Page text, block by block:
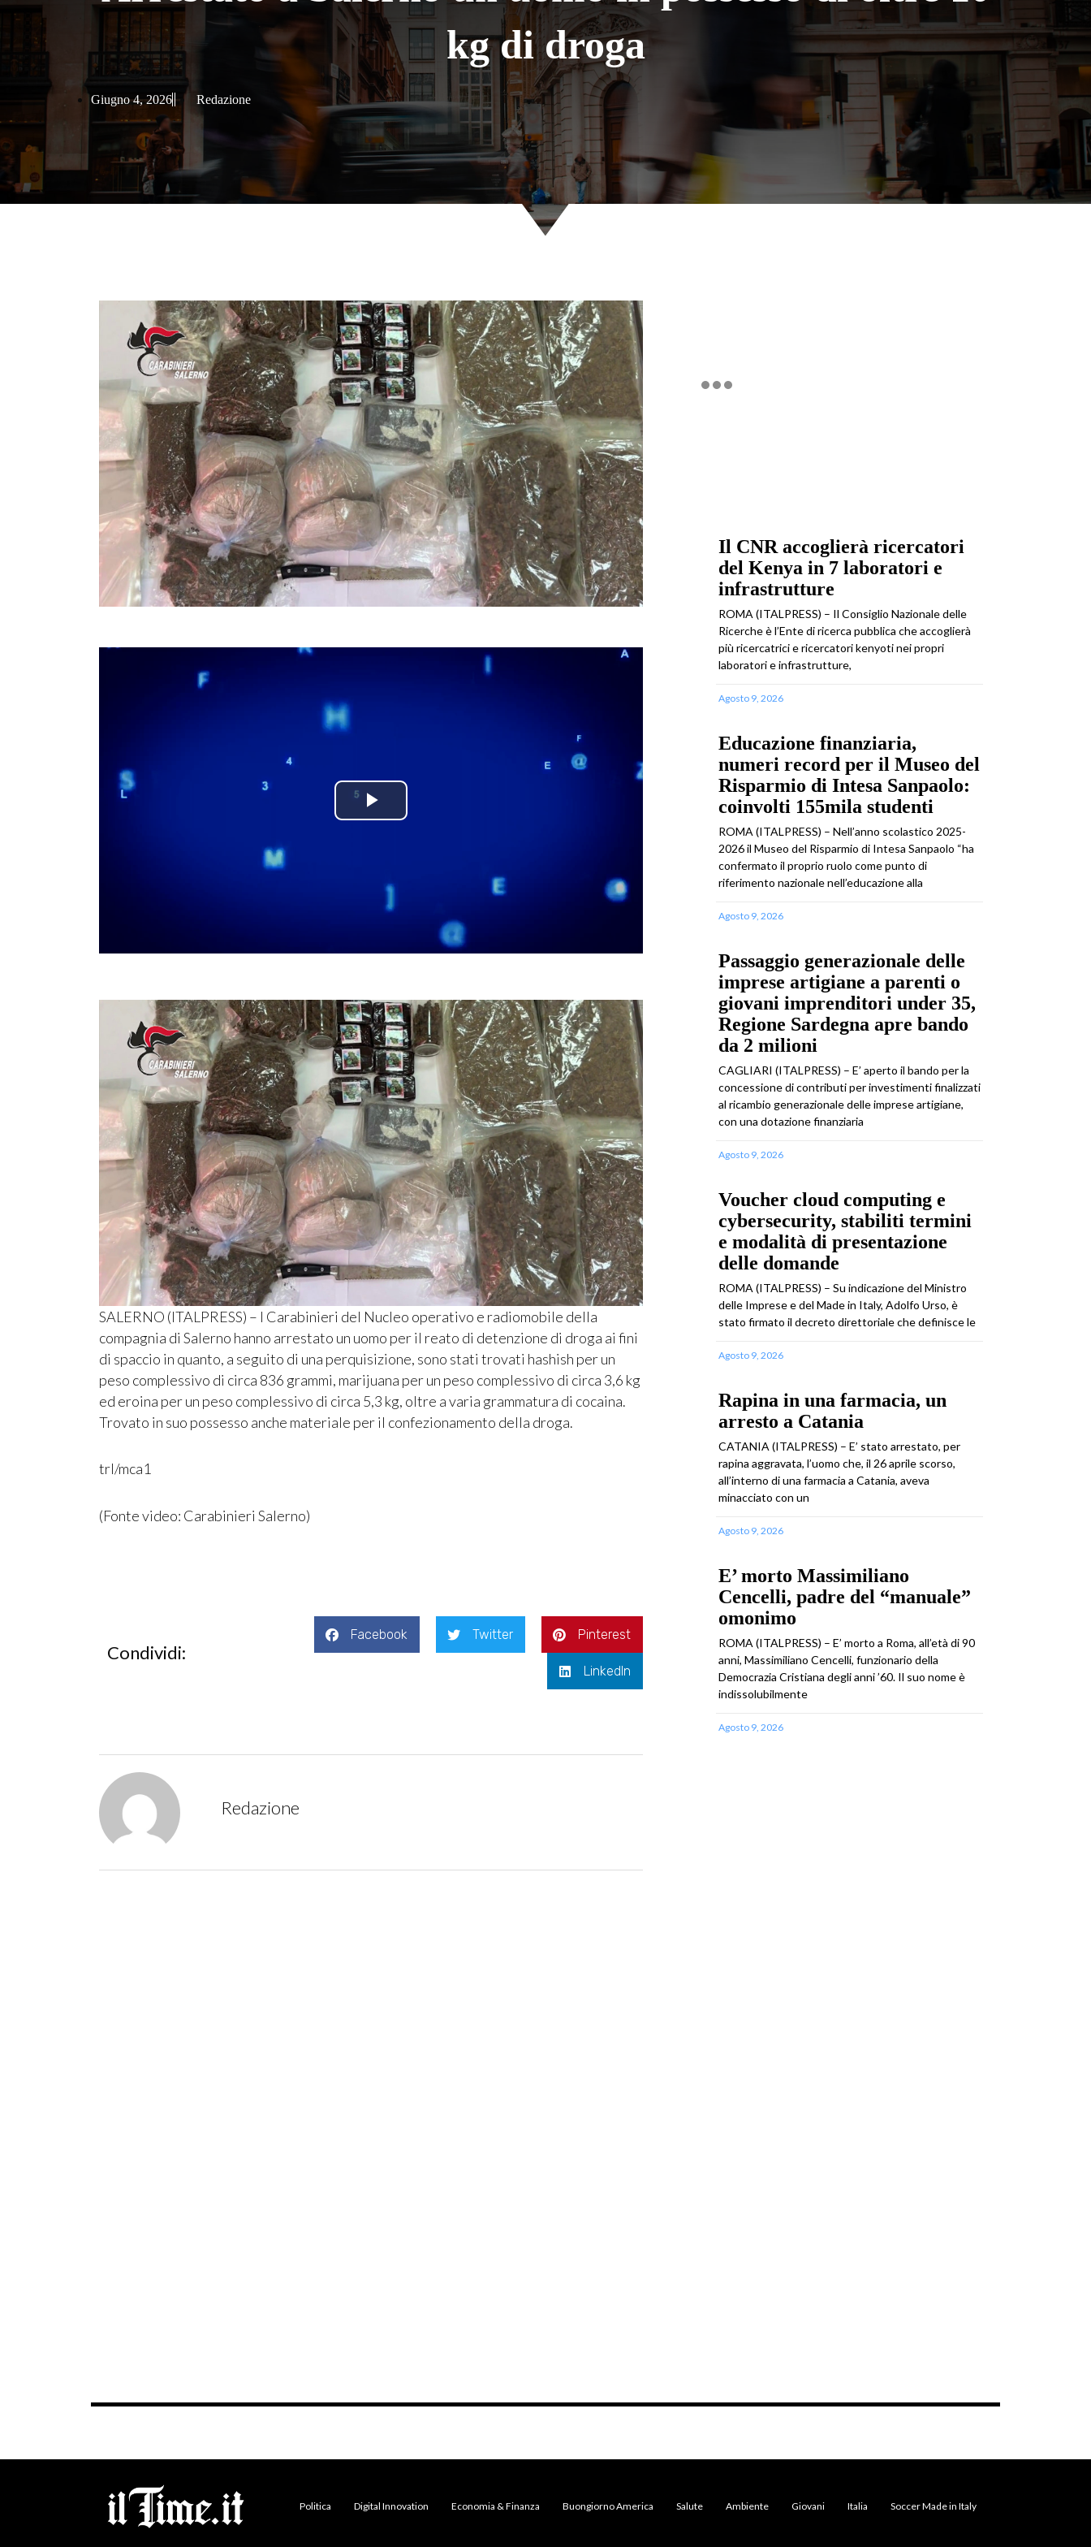
kg di droga
Giugno 4, 2026 Redazione
Play
SALERNO (ITALPRESS) – I Carabinieri del Nucleo operativo e radiomobile della
compagnia di Salerno hanno arrestato un uomo per il reato di detenzione di droga ai fini
di spaccio in quanto, a seguito di una perquisizione, sono stati trovati hashish per un
peso complessivo di circa 836 grammi, marijuana per un peso complessivo di circa 3,6 kg
ed eroina per un peso complessivo di circa 5,3 kg, oltre a varia grammatura di cocaina.
Trovato in suo possesso anche materiale per il confezionamento della droga.
trl/mca1
(Fonte video: Carabinieri Salerno)
Condividi:
Facebook Twitter Pinterest
LinkedIn
Redazione
Il CNR accoglierà ricercatori
del Kenya in 7 laboratori e
infrastrutture
ROMA (ITALPRESS) – Il Consiglio Nazionale delle
Ricerche è l’Ente di ricerca pubblica che accoglierà
più ricercatrici e ricercatori kenyoti nei propri
laboratori e infrastrutture,
Agosto 9, 2026
Educazione finanziaria,
numeri record per il Museo del
Risparmio di Intesa Sanpaolo:
coinvolti 155mila studenti
ROMA (ITALPRESS) – Nell’anno scolastico 2025-
2026 il Museo del Risparmio di Intesa Sanpaolo “ha
confermato il proprio ruolo come punto di
riferimento nazionale nell’educazione alla
Agosto 9, 2026
Passaggio generazionale delle
imprese artigiane a parenti o
giovani imprenditori under 35,
Regione Sardegna apre bando
da 2 milioni
CAGLIARI (ITALPRESS) – E’ aperto il bando per la
concessione di contributi per investimenti finalizzati
al ricambio generazionale delle imprese artigiane,
con una dotazione finanziaria
Agosto 9, 2026
Voucher cloud computing e
cybersecurity, stabiliti termini
e modalità di presentazione
delle domande
ROMA (ITALPRESS) – Su indicazione del Ministro
delle Imprese e del Made in Italy, Adolfo Urso, è
stato firmato il decreto direttoriale che definisce le
Agosto 9, 2026
Rapina in una farmacia, un
arresto a Catania
CATANIA (ITALPRESS) – E’ stato arrestato, per
rapina aggravata, l’uomo che, il 26 aprile scorso,
all’interno di una farmacia a Catania, aveva
minacciato con un
Agosto 9, 2026
E’ morto Massimiliano
Cencelli, padre del “manuale”
omonimo
ROMA (ITALPRESS) – E’ morto a Roma, all’età di 90
anni, Massimiliano Cencelli, funzionario della
Democrazia Cristiana degli anni ’60. Il suo nome è
indissolubilmente
Agosto 9, 2026
Politica Digital Innovation Economia & Finanza Buongiorno America Salute Ambiente Giovani Italia Soccer Made in Italy